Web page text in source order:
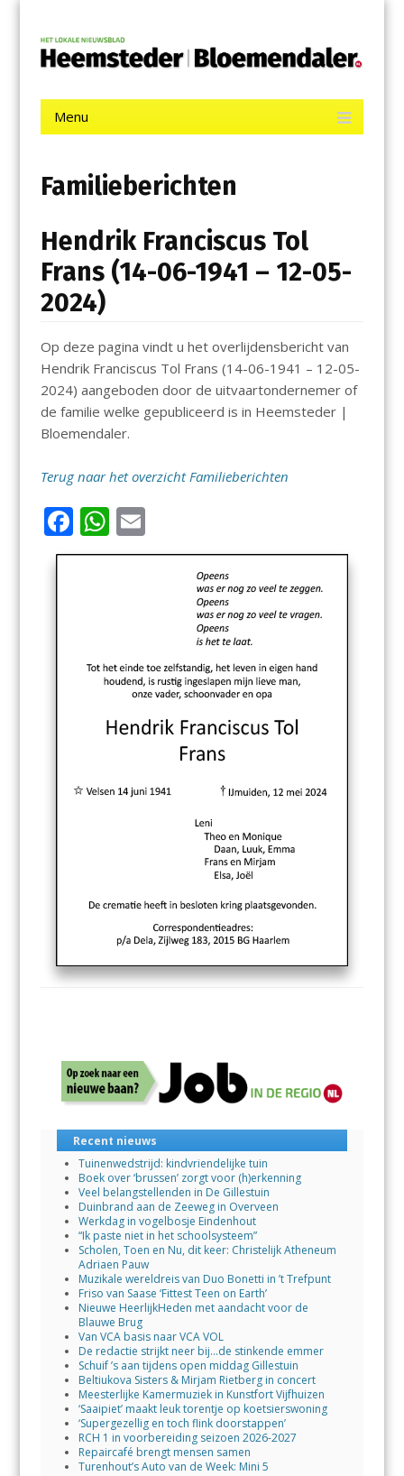
contentDe Heemsteder | Bloemendaler
Menu
Familieberichten
Hendrik Franciscus Tol
Frans (14-06-1941 – 12-05-
2024)
Op deze pagina vindt u het overlijdensbericht van
Hendrik Franciscus Tol Frans (14-06-1941 – 12-05-
2024) aangeboden door de uitvaartondernemer of
de familie welke gepubliceerd is in Heemsteder |
Bloemendaler.
Terug naar het overzicht Familieberichten
F
ac
o
W
h
p
p
E
m
Recent nieuws
Tuinenwedstrijd: kindvriendelijke tuin
Boek over ‘brussen’ zorgt voor (h)erkenning
Veel belangstellenden in De Gillestuin
Duinbrand aan de Zeeweg in Overveen
Werkdag in vogelbosje Eindenhout
“Ik paste niet in het schoolsysteem”
Scholen, Toen en Nu, dit keer: Christelijk Atheneum
Adriaen Pauw
Muzikale wereldreis van Duo Bonetti in ’t Trefpunt
Friso van Saase ‘Fittest Teen on Earth’
Nieuwe HeerlijkHeden met aandacht voor de
Blauwe Brug
Van VCA basis naar VCA VOL
De redactie strijkt neer bij…de stinkende emmer
Schuif ’s aan tijdens open middag Gillestuin
Beltiukova Sisters & Mirjam Rietberg in concert
Meesterlijke Kamermuziek in Kunstfort Vijfhuizen
‘Saaipiet’ maakt leuk torentje op koetsierswoning
‘Supergezellig en toch flink doorstappen’
RCH 1 in voorbereiding seizoen 2026-2027
Repaircafé brengt mensen samen
Turenhout’s Auto van de Week: Mini 5